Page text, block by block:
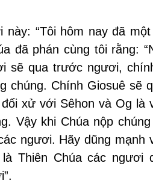
“Tôi hôm nay đã
đã phán cùng tôi rằng:
sẽ qua trước ngươi,
chúng. Chính Giosuê sẽ
xử với Sêhon và Og là
Vậy khi Chúa nộp
ngươi. Hãy dũng mạnh
Thiên Chúa các ngươi